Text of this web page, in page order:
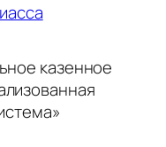
казенное